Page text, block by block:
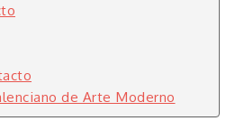
de Arte Moderno